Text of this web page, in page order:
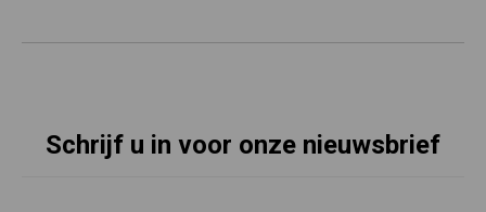
Schrijf u in voor onze nieuwsbrief